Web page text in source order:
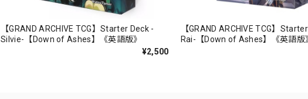
【GRAND ARCHIVE TCG】Starter Deck -
Silvie-【Down of Ashes】《英語版》
¥2,500
【GRAND ARCHIVE TCG】
Rai-【Down of Ashes】《英語版